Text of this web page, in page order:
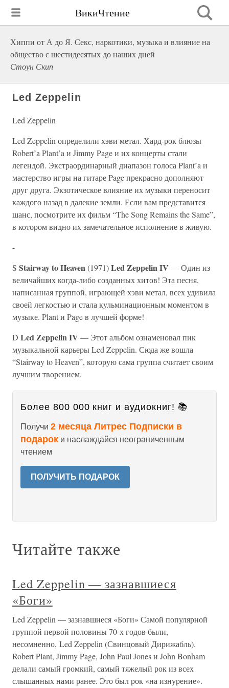
ВикиЧтение
Хиппи от А до Я. Секс, наркотики, музыка и влияние на
общество с шестидесятых до наших дней
Стоун Скип
Led Zeppelin
Led Zeppelin
Led Zeppelin определили хэви метал. Хард-рок блюзы
Robert’a Plant’a и Jimmy Page и их концерты стали
легендой. Экстраординарный диапазон голоса Plant’a и
мастерство игры на гитаре Page прекрасно дополняют
друг друга. Экзотическое влияние их музыки переносит
каждого назад в далекие земли. Если вам представится
шанс, посмотрите их фильм “The Song Remains the Same”,
в котором видно их замечательное исполнение в живую.
-
S Stairway to Heaven(1971)Led Zeppelin IV — Один из
величайших когда-либо созданных хитов! Эта песня,
написанная группой, играющей хэви метал, всех удивила
своей легкостью и стала кульминационным моментом в
музыке. Plant и Page в лучшей форме!
D Led Zeppelin IV — Этот альбом ознаменовал пик
музыкальной карьеры Led Zeppelin. Сюда же вошла
“Stairway to Heaven”, которую сама группа считает своим
лучшим творением.
Более 800 000 книг и аудиокниг! 📚
Получи 2 месяца Литрес Подписки в
подарок и наслаждайся неограниченным
чтением
ПОЛУЧИТЬ ПОДАРОК
Читайте также
Led Zeppelin — зазнавшиеся
«Боги»
Led Zeppelin — зазнавшиеся «Боги» Самой популярной
группой первой половины 70-х годов были,
несомненно, Led Zeppelin (Свинцовый Дирижабль).
Robert Plant, Jimmy Page, John Paul Jones и John Bonham
делали самый громкий, самый тяжелый рок из всех
слышанных нами ранее. Это был рок «на изнурение».